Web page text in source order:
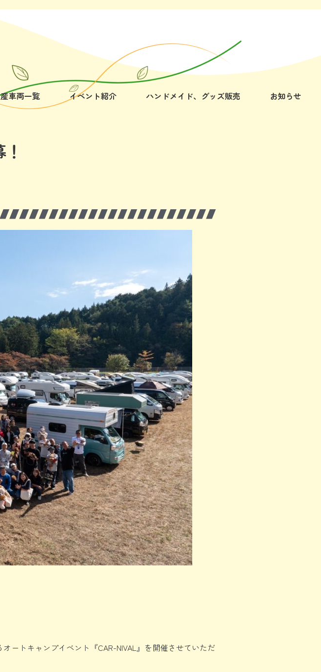
車両一覧 イベント紹介 ハンドメイド、グッズ販売 お知らせ
ートキャンプイベント『CAR-NIVAL』を開催させていただ